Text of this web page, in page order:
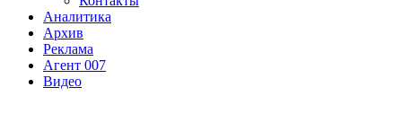
Аналитика
Архив
Реклама
Агент 007
Видео